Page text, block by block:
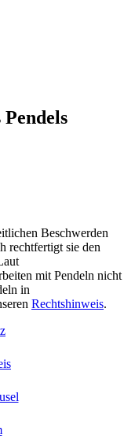
Beschwerden
rechtfertigt sie den
mit Pendeln nicht
in
Rechtshinweis.